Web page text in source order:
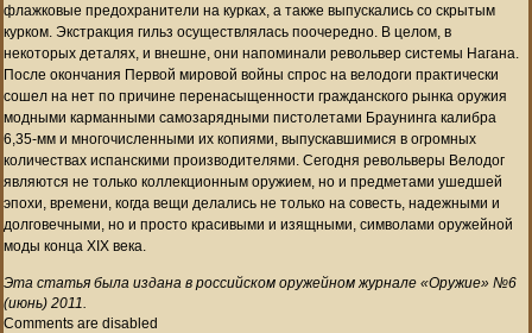
флажковые предохранители на курках, а также выпускались со скрытым
курком. Экстракция гильз осуществлялась поочередно. В целом, в
некоторых деталях, и внешне, они напоминали револьвер системы Нагана.
После окончания Первой мировой войны спрос на велодоги практически
сошел на нет по причине перенасыщенности гражданского рынка оружия
модными карманными самозарядными пистолетами Браунинга калибра
6,35-мм и многочисленными их копиями, выпускавшимися в огромных
количествах испанскими производителями. Сегодня револьверы Велодог
являются не только коллекционным оружием, но и предметами ушедшей
эпохи, времени, когда вещи делались не только на совесть, надежными и
долговечными, но и просто красивыми и изящными, символами оружейной
моды конца XIX века.
Эта статья была издана в российском оружейном журнале «Оружие» №6
(июнь) 2011.
Comments are disabled